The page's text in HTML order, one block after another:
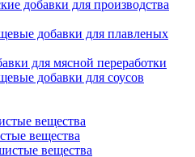
добавки для производства
добавки для плавленых
для мясной переработки
добавки для соусов
вещества
вещества
вещества